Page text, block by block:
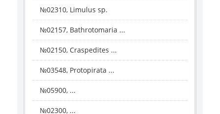
№02310, Limulus sp.
№02157, Bathrotomaria ...
№02150, Craspedites ...
№03548, Protopirata ...
№05900, ...
№02300, ...